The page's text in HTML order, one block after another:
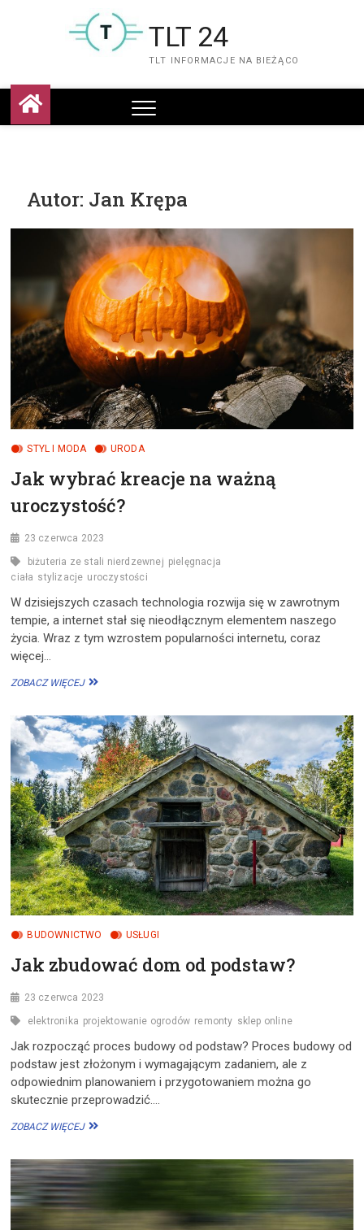
TLT 24
TLT INFORMACJE NA BIEŻĄCO
Autor: Jan Krępa
STYL I MODA URODA
Jak wybrać kreacje na ważną
uroczystość?
23 czerwca 2023
biżuteria ze stali nierdzewnej pielęgnacja
ciała stylizacje uroczystości
W dzisiejszych czasach technologia rozwija się w zawrotnym
tempie, a internet stał się nieodłącznym elementem naszego
życia. Wraz z tym wzrostem popularności internetu, coraz
więcej…
ZOBACZ WIĘCEJJAK
NA
WAŻNĄ
UROCZYSTOŚĆ?
BUDOWNICTWO USŁUGI
Jak zbudować dom od podstaw?
23 czerwca 2023
elektronika projektowanie ogrodów remonty sklep online
Jak rozpocząć proces budowy od podstaw? Proces budowy od
podstaw jest złożonym i wymagającym zadaniem, ale z
odpowiednim planowaniem i przygotowaniem można go
skutecznie przeprowadzić.…
ZOBACZ WIĘCEJJAK
OD
PODSTAW?